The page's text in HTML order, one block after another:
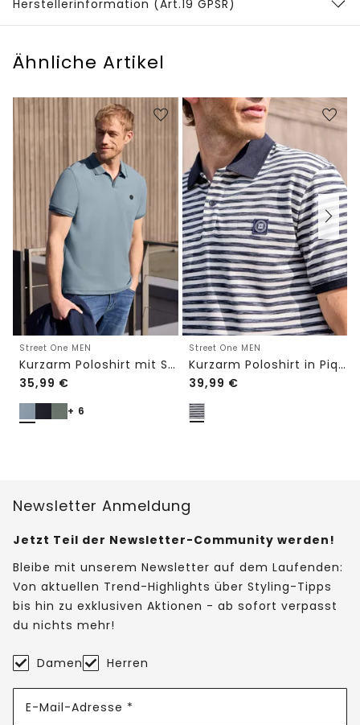
Herstellerinformation (Art.19 GPSR)
Ähnliche Artikel
Street One MEN
Kurzarm Poloshirt mit Struktur
35,99 €
+ 6
Street One MEN
Kurzarm Poloshirt in Piquéstruktur
39,99 €
Newsletter Anmeldung
Jetzt Teil der Newsletter-Community werden!
Bleibe mit unserem Newsletter auf dem Laufenden:
Von aktuellen Trend-Highlights über Styling-Tipps
bis hin zu exklusiven Aktionen - ab sofort verpasst
du nichts mehr!
Damen Herren
E-Mail-Adresse *